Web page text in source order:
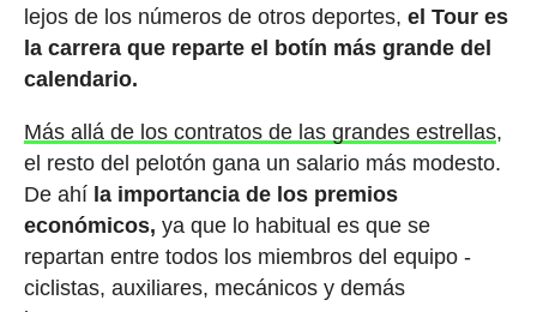
lejos de los números de otros deportes, el Tour es
la carrera que reparte el botín más grande del
calendario.
Más allá de los contratos de las grandes estrellas,
el resto del pelotón gana un salario más modesto.
De ahí la importancia de los premios
económicos, ya que lo habitual es que se
repartan entre todos los miembros del equipo -
ciclistas, auxiliares, mecánicos y demás